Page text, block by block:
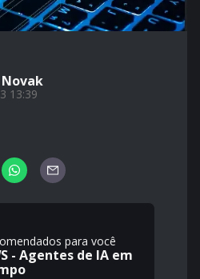
Novak
13:39
para você
- Agentes de IA em